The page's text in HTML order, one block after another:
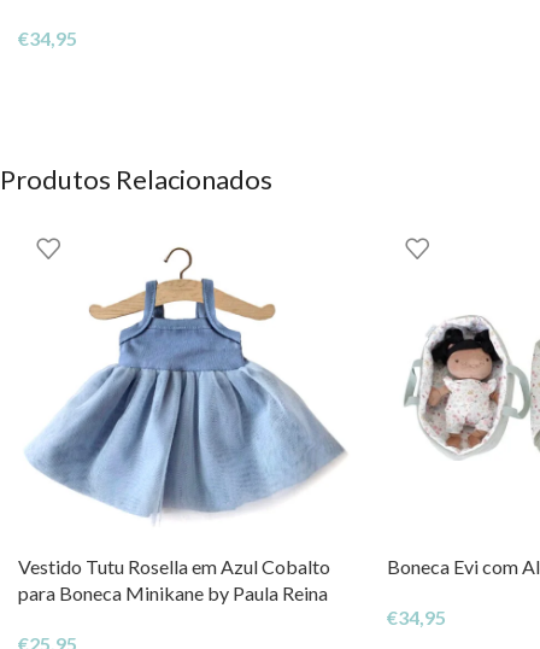
€34,95
Produtos Relacionados
Vestido Tutu Rosella em Azul Cobalto
para Boneca Minikane by Paula Reina
€25,95
Boneca Evi com
€34,95